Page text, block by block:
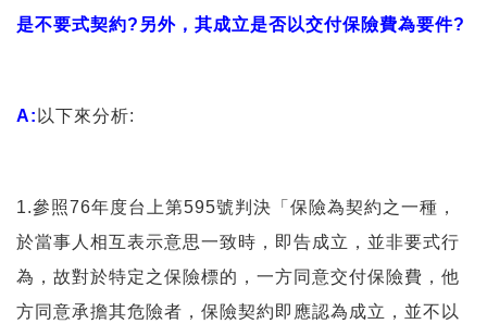
是不要式契約?另外，其成立是否以交付保險費為要件?
A: 以下來分析:
1.參照76年度台上第595號判決「保險為契約之一種，
於當事人相互表示意思一致時，即告成立，並非要式行
為，故對於特定之保險標的，一方同意交付保險費，他
方同意承擔其危險者，保險契約即應認為成立，並不以